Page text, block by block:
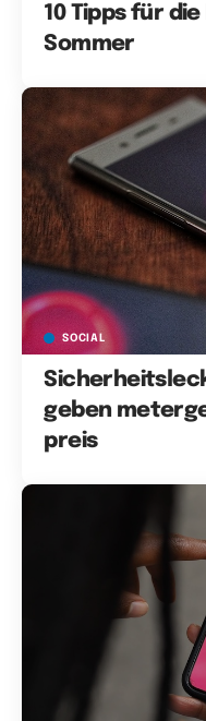
10 Tipps für
Sommer
SOCIAL
geben
preis